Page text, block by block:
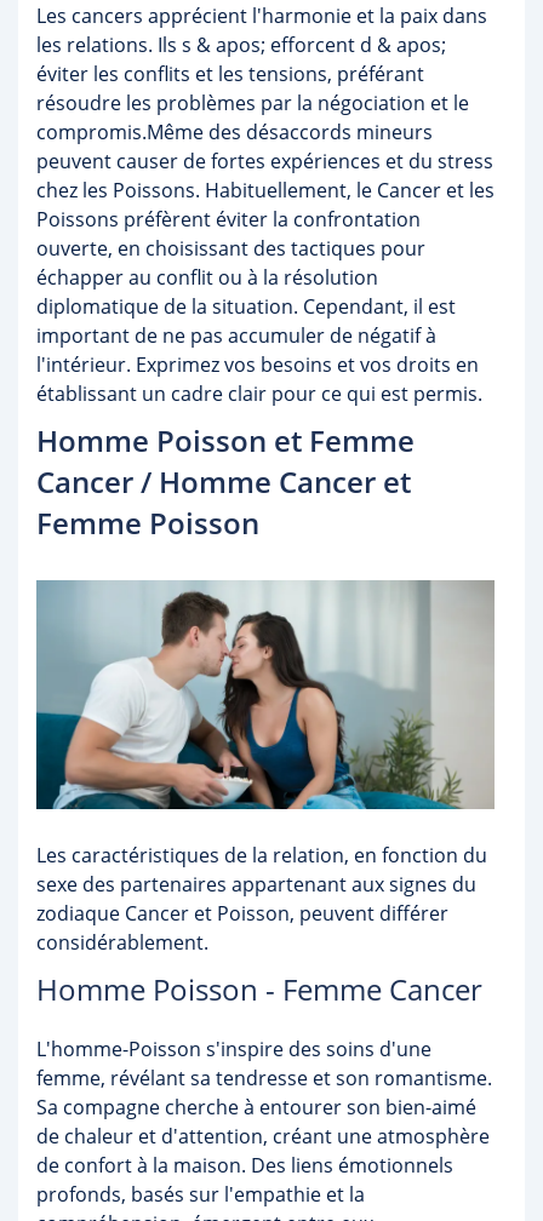
Les cancers apprécient l'harmonie et la paix dans
les relations. Ils s & apos; efforcent d & apos;
éviter les conflits et les tensions, préférant
résoudre les problèmes par la négociation et le
compromis.Même des désaccords mineurs
peuvent causer de fortes expériences et du stress
chez les Poissons. Habituellement, le Cancer et les
Poissons préfèrent éviter la confrontation
ouverte, en choisissant des tactiques pour
échapper au conflit ou à la résolution
diplomatique de la situation. Cependant, il est
important de ne pas accumuler de négatif à
l'intérieur. Exprimez vos besoins et vos droits en
établissant un cadre clair pour ce qui est permis.
Homme Poisson et Femme
Cancer / Homme Cancer et
Femme Poisson
Les caractéristiques de la relation, en fonction du
sexe des partenaires appartenant aux signes du
zodiaque Cancer et Poisson, peuvent différer
considérablement.
Homme Poisson - Femme Cancer
L'homme-Poisson s'inspire des soins d'une
femme, révélant sa tendresse et son romantisme.
Sa compagne cherche à entourer son bien-aimé
de chaleur et d'attention, créant une atmosphère
de confort à la maison. Des liens émotionnels
profonds, basés sur l'empathie et la